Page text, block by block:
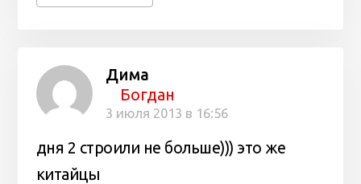
Дима
Богдан
3 июля 2013 в 16:56
дня 2 строили не больше))) это же
китайцы